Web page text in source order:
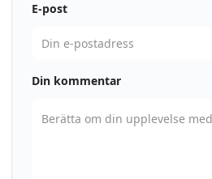
E-post
Din kommentar